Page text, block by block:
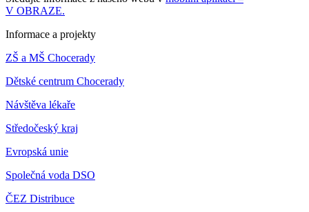
V OBRAZE.
Informace a projekty
ZŠ a MŠ Chocerady
Dětské centrum Chocerady
Návštěva lékaře
Středočeský kraj
Evropská unie
Společná voda DSO
ČEZ Distribuce